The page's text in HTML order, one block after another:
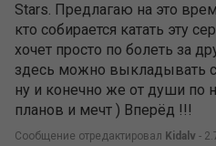
Stars. Предлагаю на это
кто собирается катать эту
хочет просто по болеть за
здесь можно выкладывать
ну и конечно же от души по
планов и мечт ) Вперёд !!!
Сообщение отредактировал Kidalv -